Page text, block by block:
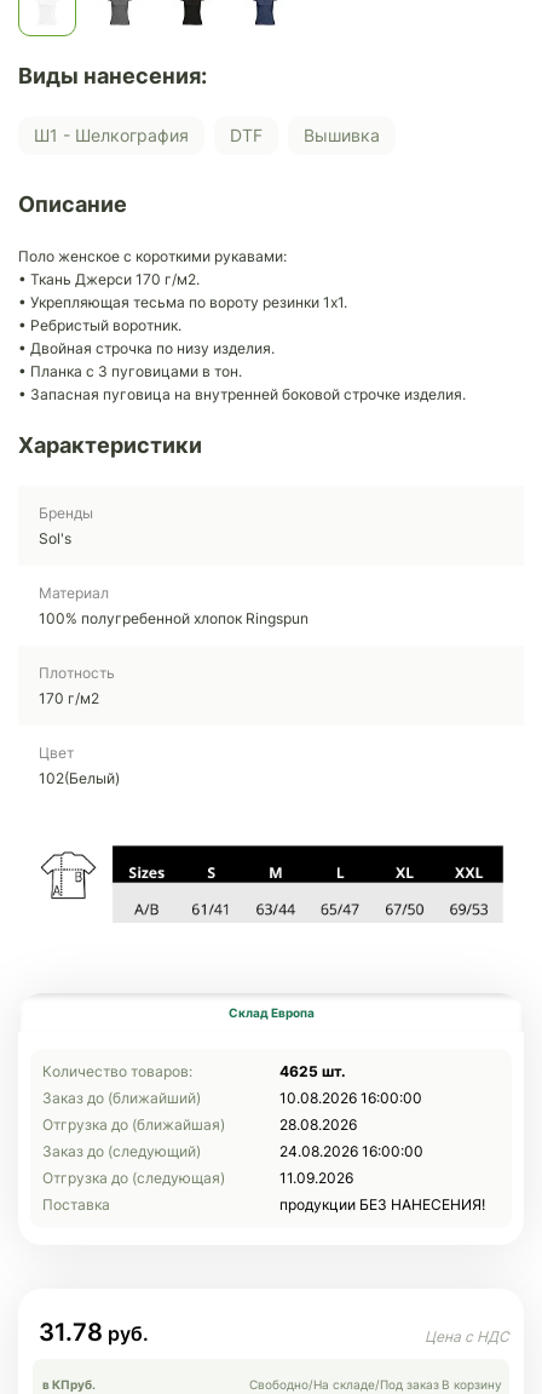
Виды нанесения:
Ш1 - Шелкография DTF Вышивка
Описание
Поло женское с короткими рукавами:
• Ткань Джерси 170 г/м2.
• Укрепляющая тесьма по вороту резинки 1х1.
• Ребристый воротник.
• Двойная строчка по низу изделия.
• Планка с 3 пуговицами в тон.
• Запасная пуговица на внутренней боковой строчке изделия.
Характеристики
Бренды
Sol's
Материал
100% полугребенной хлопок Ringspun
Плотность
170 г/м2
Цвет
102(Белый)
Склад Европа
Количество товаров:
4625 шт.
Заказ до (ближайший)
10.08.2026 16:00:00
Отгрузка до (ближайшая)
28.08.2026
Заказ до (следующий)
24.08.2026 16:00:00
Отгрузка до (следующая)
11.09.2026
Поставка
продукции БЕЗ НАНЕСЕНИЯ!
31.78
в КПруб. Свободно/На складе/Под заказ В корзину